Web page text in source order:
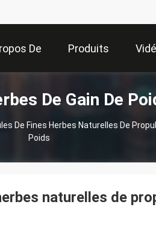
De
Nous
Produits
De Gain De
De Fines Herbes Naturelles De
Poids
naturelles de